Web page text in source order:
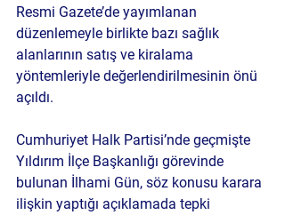
Resmi Gazete’de yayımlanan
düzenlemeyle birlikte bazı sağlık
alanlarının satış ve kiralama
yöntemleriyle değerlendirilmesinin önü
açıldı.
Cumhuriyet Halk Partisi’nde geçmişte
Yıldırım İlçe Başkanlığı görevinde
bulunan İlhami Gün, söz konusu karara
ilişkin yaptığı açıklamada tepki